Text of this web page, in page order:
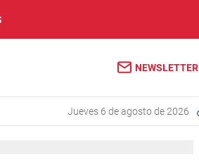
NEWSLETTER
jueves 6 de agosto de 2026